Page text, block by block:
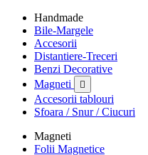
Handmade
Bile-Margele
Accesorii
Distantiere-Treceri
Benzi Decorative
Magneti

Accesorii tablouri
Sfoara / Snur / Ciucuri
Magneti
Folii Magnetice